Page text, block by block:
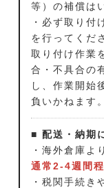
等）の補償は
・必ず取り付
を行ってくだ
取り付け作業
合・不具合の
し、作業開始
負いかねます。
■ 配送・納期
・海外倉庫よ
通常2-4週間
・税関手続き